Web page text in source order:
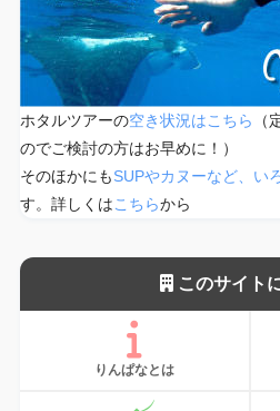
ホタルツアーの空き状況はこちら
（
のでご検討の方はお早めに！）
そのほかにもSUPやカヌーなど、い
す。詳しくはこちらから
このサイト
りんぱなとは